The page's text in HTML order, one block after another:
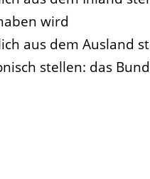
wird
aus dem Ausland
stellen: das